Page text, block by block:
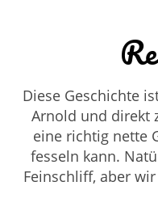
Diese Geschichte
Arnold und direkt
eine richtig nette
fesseln kann.
Feinschliff, aber